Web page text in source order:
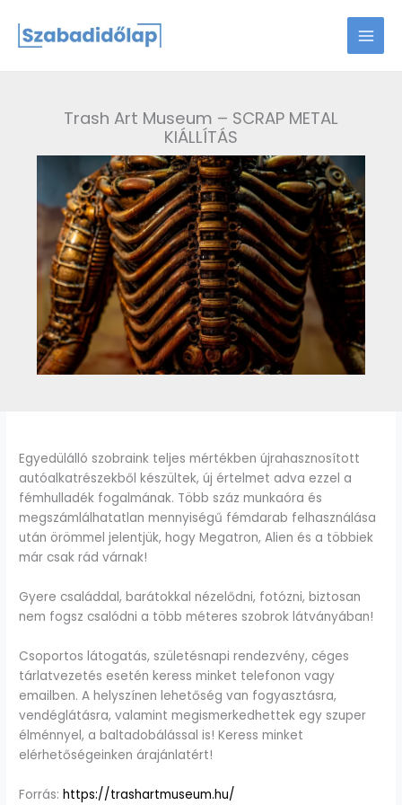
content
Trash Art Museum – SCRAP METAL
KIÁLLÍTÁS
Egyedülálló szobraink teljes mértékben újrahasznosított
autóalkatrészekből készültek, új értelmet adva ezzel a
fémhulladék fogalmának. Több száz munkaóra és
megszámlálhatatlan mennyiségű fémdarab felhasználása
után örömmel jelentjük, hogy Megatron, Alien és a többiek
már csak rád várnak!
Gyere családdal, barátokkal nézelődni, fotózni, biztosan
nem fogsz csalódni a több méteres szobrok látványában!
Csoportos látogatás, születésnapi rendezvény, céges
tárlatvezetés esetén keress minket telefonon vagy
emailben. A helyszínen lehetőség van fogyasztásra,
vendéglátásra, valamint megismerkedhettek egy szuper
élménnyel, a baltadobálással is! Keress minket
elérhetőségeinken árajánlatért!
Forrás:https://trashartmuseum.hu/